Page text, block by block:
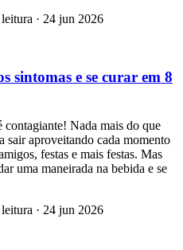
· 24 jun 2026
sintomas e se curar em 8
contagiante! Nada mais do que
sair aproveitando cada momento
festas e mais festas. Mas
uma maneirada na bebida e se
· 24 jun 2026